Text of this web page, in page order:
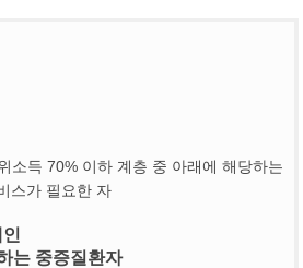
소득 70% 이하 계층 중 아래에 해당하는
스가 필요한 자
는 중증질환자